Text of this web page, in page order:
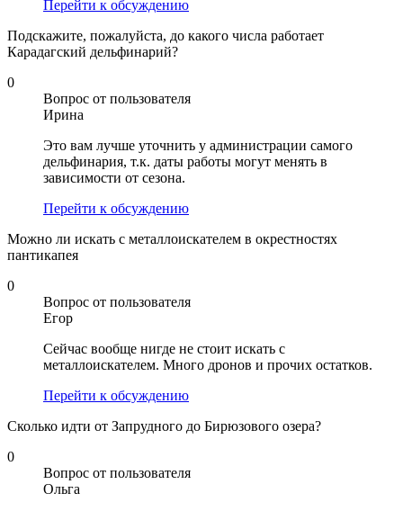
Перейти к обсуждению
Подскажите, пожалуйста, до какого числа работает
Карадагский дельфинарий?
0
Вопрос от пользователя
Ирина
Это вам лучше уточнить у администрации самого
дельфинария, т.к. даты работы могут менять в
зависимости от сезона.
Перейти к обсуждению
Можно ли искать с металлоискателем в окрестностях
пантикапея
0
Вопрос от пользователя
Егор
Сейчас вообще нигде не стоит искать с
металлоискателем. Много дронов и прочих остатков.
Перейти к обсуждению
Сколько идти от Запрудного до Бирюзового озера?
0
Вопрос от пользователя
Ольга